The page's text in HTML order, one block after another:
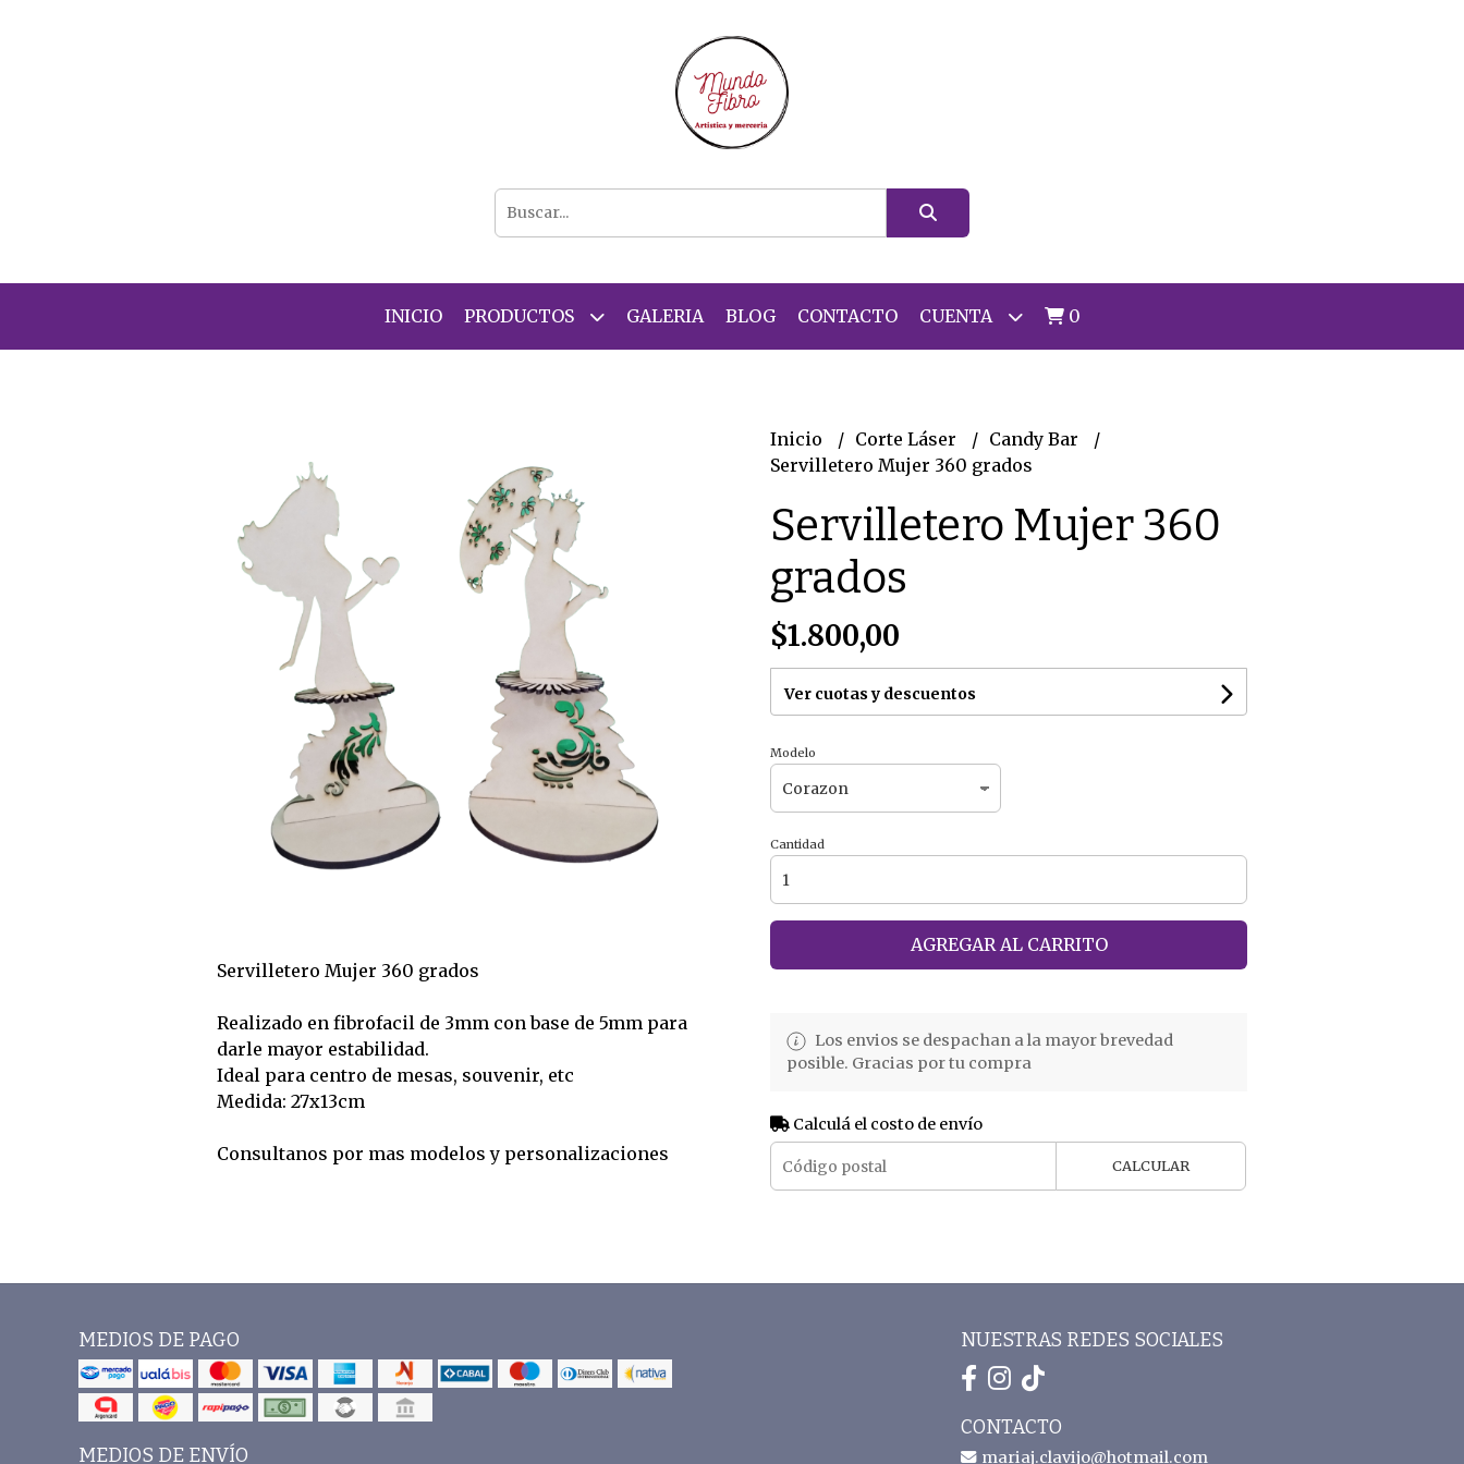
INICIO PRODUCTOS GALERIA BLOG CONTACTO CUENTA 0
Servilletero Mujer 360 grados
Realizado en fibrofacil de 3mm con base de 5mm para
darle mayor estabilidad.
Ideal para centro de mesas, souvenir, etc
Medida: 27x13cm
Consultanos por mas modelos y personalizaciones
Inicio Corte Láser
Candy Bar
Servilletero Mujer 360 grados
Servilletero Mujer 360
grados
$1.800,00
Ver cuotas y descuentos
Modelo
Cantidad
AGREGAR AL CARRITO
Los envios se despachan a la mayor brevedad
posible. Gracias por tu compra
Calculá el costo de envío
CALCULAR
MEDIOS DE PAGO
MEDIOS DE ENVÍO
NUESTRAS REDES SOCIALES
CONTACTO
mariaj.clavijo@hotmail.com